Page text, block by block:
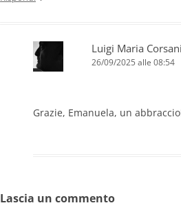
Luigi Maria
26/09/2025 alle 08:54
Grazie, Emanuela, un
Lascia un commento